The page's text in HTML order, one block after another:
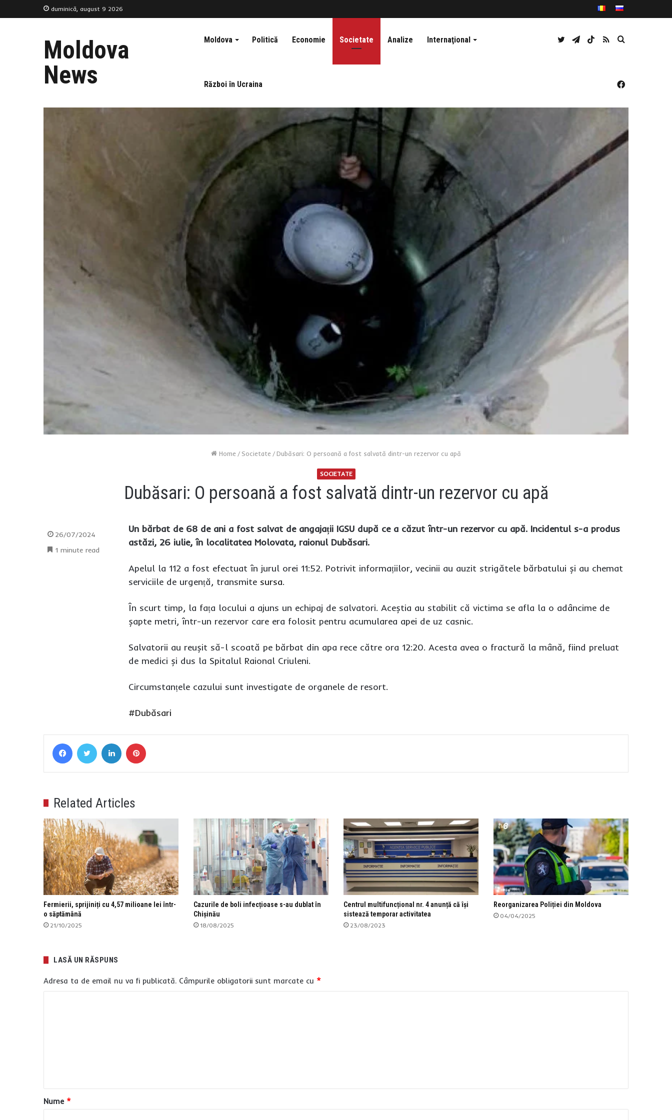
duminică, august 9 2026
Moldova
News
Moldova Politică Economie Societate Analize Internaţional
Război în Ucraina
Caută
RSS
TikTok
Telegram
Twitter
Facebook
Home / Societate /Dubăsari: O persoană a fost salvată dintr-un rezervor cu apă
SOCIETATE
Dubăsari: O persoană a fost salvată dintr-un rezervor cu apă
Un bărbat de 68 de ani a fost salvat de angajații IGSU după ce a căzut într-un rezervor cu apă. Incidentul s-a produs
astăzi, 26 iulie, în localitatea Molovata, raionul Dubăsari.
Apelul la 112 a fost efectuat în jurul orei 11:52. Potrivit informațiilor, vecinii au auzit strigătele bărbatului și au chemat
serviciile de urgență, transmite sursa.
În scurt timp, la fața locului a ajuns un echipaj de salvatori. Aceștia au stabilit că victima se afla la o adâncime de
șapte metri, într-un rezervor care era folosit pentru acumularea apei de uz casnic.
Salvatorii au reușit să-l scoată pe bărbat din apa rece către ora 12:20. Acesta avea o fractură la mână, fiind preluat
de medici și dus la Spitalul Raional Criuleni.
Circumstanțele cazului sunt investigate de organele de resort.
#Dubăsari
26/07/2024
1 minute read
FacebookTwitter LinkedIn
Related Articles
Fermierii, sprijiniți cu 4,57 milioane lei într-
o săptămână
21/10/2025
Cazurile de boli infecțioase s-au dublat în
Chișinău
18/08/2025
Centrul multifuncțional nr. 4 anunță că își
sistează temporar activitatea
23/08/2023
Reorganizarea Poliției din Moldova
04/04/2025
LASĂ UN RĂSPUNS
Adresa ta de email nu va fi publicată. Câmpurile obligatorii sunt marcate cu *
a
r
Nume *